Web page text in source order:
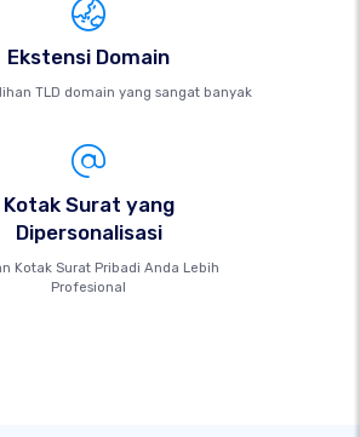
Ekstensi Domain
TLD domain yang sangat banyak
Kotak Surat yang
Dipersonalisasi
Kotak Surat Pribadi Anda Lebih
Profesional